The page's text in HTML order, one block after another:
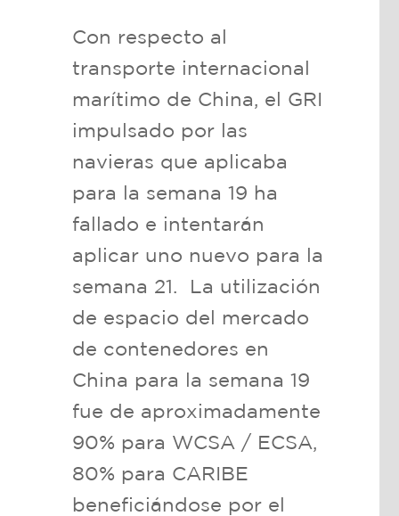
Con respecto al
transporte internacional
marítimo de China, el GRI
impulsado por las
navieras que aplicaba
para la semana 19 ha
fallado e intentarán
aplicar uno nuevo para la
semana 21. La utilización
de espacio del mercado
de contenedores en
China para la semana 19
fue de aproximadamente
90% para WCSA / ECSA,
80% para CARIBE
beneficiándose por el